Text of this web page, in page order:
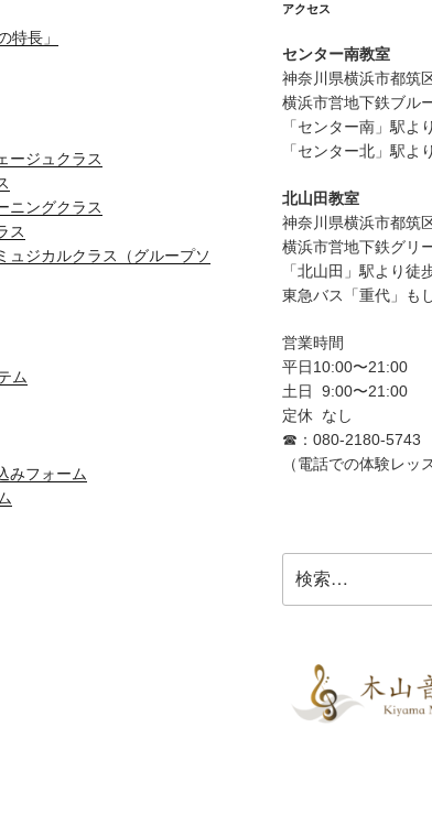
特長」
ージュクラス
ニングクラス
ス
ュジカルクラス（グループソ
ム
みフォーム
アクセス
センター南教室
神奈川県横浜市都筑
横浜市営地下鉄ブル
「センター南」駅よ
「センター北」駅よ
北山田教室
神奈川県横浜市都筑
横浜市営地下鉄グリ
「北山田」駅より徒
東急バス「重代」も
営業時間
平日10:00〜21:00
土日 9:00〜21:00
定休 なし
☎︎：080-2180-5743
（電話での体験レッ
索: